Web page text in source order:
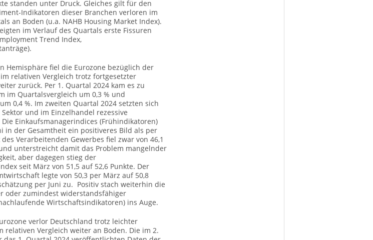
standen unter Druck. Gleiches gilt für den
Indikatoren dieser Branchen verloren im
an Boden (u.a. NAHB Housing Market Index).
im Verlauf des Quartals erste Fissuren
Trend Index,
Hemisphäre fiel die Eurozone bezüglich der
relativen Vergleich trotz fortgesetzter
zurück. Per 1. Quartal 2024 kam es zu
im Quartalsvergleich um 0,3 % und
0,4 %. Im zweiten Quartal 2024 setzten sich
und im Einzelhandel rezessive
Einkaufsmanagerindices (Frühindikatoren)
in der Gesamtheit ein positiveres Bild als per
Verarbeitenden Gewerbes fiel zwar von 46,1
unterstreicht damit das Problem mangelnder
aber dagegen stieg der
seit März von 51,5 auf 52,6 Punkte. Der
legte von 50,3 per März auf 50,8
per Juni zu. Positiv stach weiterhin die
oder zumindest widerstandsfähiger
Wirtschaftsindikatoren) ins Auge.
verlor Deutschland trotz leichter
relativen Vergleich weiter an Boden. Die im 2.